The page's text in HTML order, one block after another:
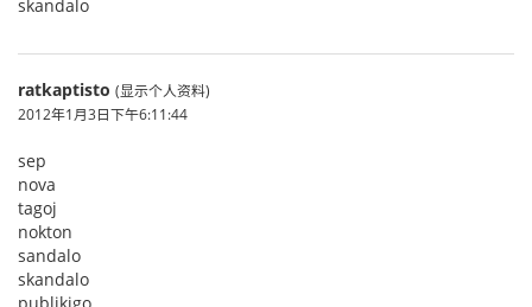
skandalo
ratkaptisto (显示个人资料)
2012年1月3日下午6:11:44
sep
nova
tagoj
nokton
sandalo
skandalo